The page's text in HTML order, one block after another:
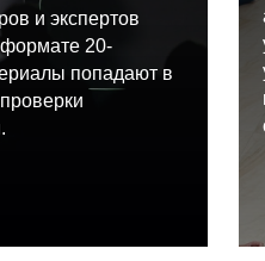
и экспертов
формате 20-
попадают в